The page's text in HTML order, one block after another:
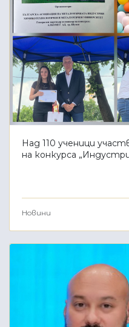
Над 110 ученици
на конкурса
Новини